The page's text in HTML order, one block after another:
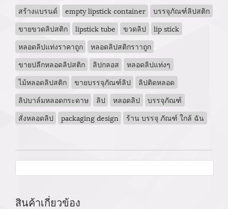
สร้างแบรนด์
empty lipstick container
บรรจุภัณฑ์ลิปสติก
ขายขวดลิปสติก
lipstick tube ขวดลิป
lip stick
หลอดลิปแท่งราคาถูก
หลอดลิปสติกราาถูก
ขายปลีกหลอดลิปสติก
ลิปกลอส
หลอดลิปแท่งๆ
ไม้หลอดลิปสติก
ขายบรรจุภัณฑ์ลิป
ลิปติดหลอด
ลิปบาล์มหลอดกระดาษ
ลิป หลอดลิป
บรรจุภัณฑ์
สั่งหลอดลิป
packaging design ร้าน บรรจุ ภัณฑ์ ใกล้ ฉัน
สินค้าเกี่ยวข้อง